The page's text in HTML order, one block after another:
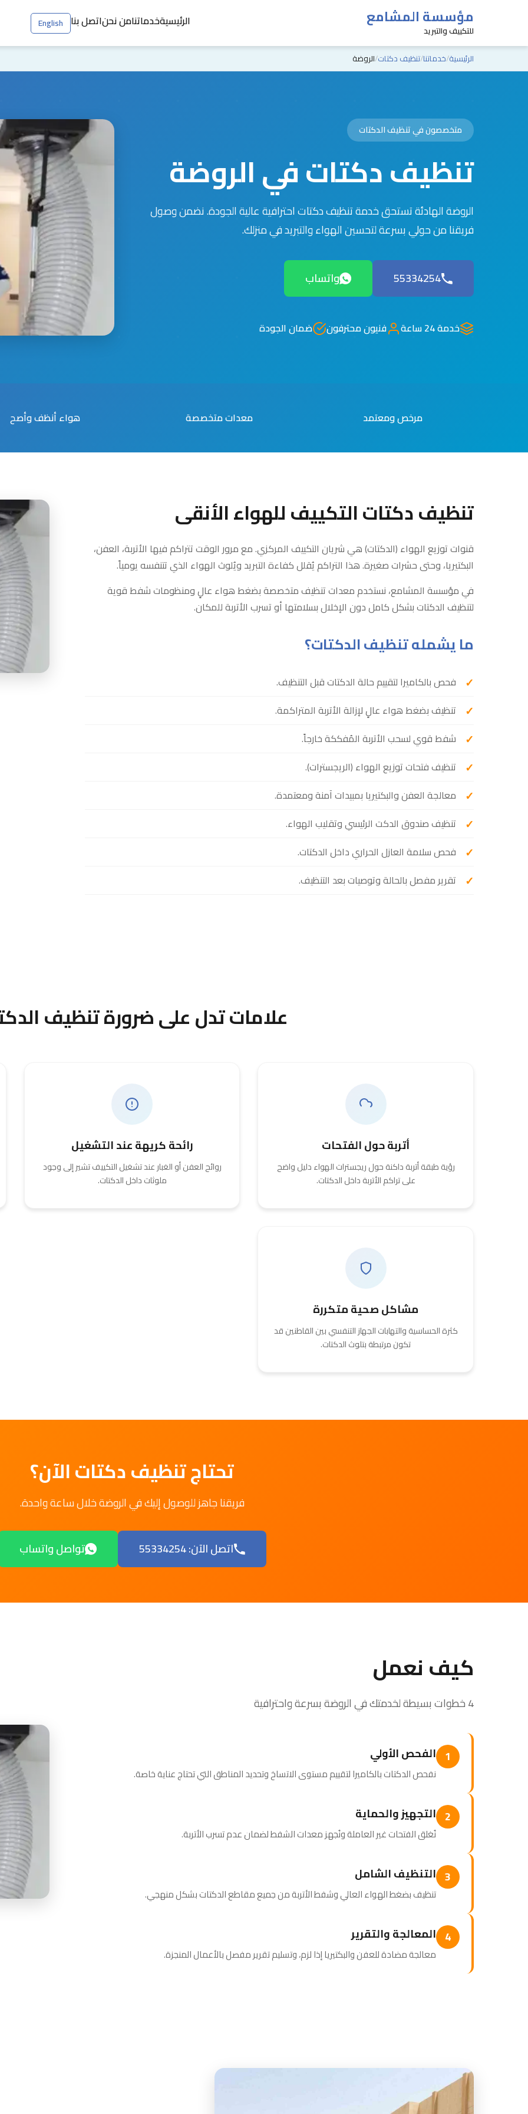
مؤسسة المشامع
للتكييف والتبريد
الرئيسيةخدماتنامن نحناتصل بنا English
الرئيسية خدماتنا تنظيف دكتات الروضة
متخصصون في تنظيف الدكتات
تنظيف دكتات في الروضة
الروضة الهادئة تستحق خدمة تنظيف دكتات احترافية عالية الجودة. نضمن وصول
فريقنا من حولي بسرعة لتحسين الهواء والتبريد في منزلك.
55334254 واتساب
خدمة 24 ساعة فنيون محترفون ضمان الجودة
مرخص ومعتمد معدات متخصصة هواء أنظف وأصح
تنظيف دكتات التكييف للهواء الأنقى
قنوات توزيع الهواء (الدكتات) هي شريان التكييف المركزي. مع مرور الوقت تتراكم فيها الأتربة، العفن،
البكتيريا، وحتى حشرات صغيرة. هذا التراكم يُقلل كفاءة التبريد ويُلوث الهواء الذي تتنفسه يومياً.
في مؤسسة المشامع، نستخدم معدات تنظيف متخصصة بضغط هواء عالٍ ومنظومات شفط قوية
لتنظيف الدكتات بشكل كامل دون الإخلال بسلامتها أو تسرب الأتربة للمكان.
ما يشمله تنظيف الدكتات؟
فحص بالكاميرا لتقييم حالة الدكتات قبل التنظيف.
تنظيف بضغط هواء عالٍ لإزالة الأتربة المتراكمة.
شفط قوي لسحب الأتربة المُفككة خارجاً.
تنظيف فتحات توزيع الهواء (الريجسترات).
معالجة العفن والبكتيريا بمبيدات آمنة ومعتمدة.
تنظيف صندوق الدكت الرئيسي وتقليب الهواء.
فحص سلامة العازل الحراري داخل الدكتات.
تقرير مفصل بالحالة وتوصيات بعد التنظيف.
علامات تدل على ضرورة تنظيف
أتربة حول الفتحات
رؤية طبقة أتربة داكنة حول ريجسترات الهواء دليل واضح
على تراكم الأتربة داخل الدكتات.
رائحة كريهة عند التشغيل
روائح العفن أو الغبار عند تشغيل التكييف تشير إلى وجود
ملوثات داخل الدكتات.
مشاكل صحية متكررة
كثرة الحساسية والتهابات الجهاز التنفسي بين القاطنين قد
تكون مرتبطة بتلوث الدكتات.
تحتاج تنظيف دكتات الآن؟
فريقنا جاهز للوصول إليك في الروضة خلال ساعة واحدة.
اتصل الآن: 55334254 تواصل واتساب
كيف نعمل
4 خطوات بسيطة لخدمتك في الروضة بسرعة واحترافية
1 الفحص الأولي
نفحص الدكتات بالكاميرا لتقييم مستوى الاتساخ وتحديد المناطق التي تحتاج عناية خاصة.
2 التجهيز والحماية
نُغلق الفتحات غير العاملة ونُجهز معدات الشفط لضمان عدم تسرب الأتربة.
3 التنظيف الشامل
تنظيف بضغط الهواء العالي وشفط الأتربة من جميع مقاطع الدكتات بشكل منهجي.
4 المعالجة والتقرير
معالجة مضادة للعفن والبكتيريا إذا لزم، وتسليم تقرير مفصل بالأعمال المنجزة.